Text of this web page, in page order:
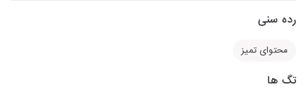
رده سنی
محتوای تمیز
تگ ها